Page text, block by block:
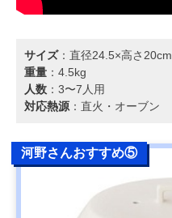
サイズ：直径24.5×高さ20cm
重量 ：4.5kg
人数 ：3〜7人用
対応熱源 ：直火・オーブン
河野さんおすすめ⑤